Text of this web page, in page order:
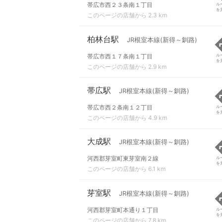
帯広市西２３条南１丁目
このページの店舗から 2.3 km
ル
を
柏林台駅 JR根室本線(新得～釧路)
帯広市西１７条南１丁目
このページの店舗から 2.9 km
ル
を
帯広駅 JR根室本線(新得～釧路)
帯広市西２条南１２丁目
このページの店舗から 4.9 km
ル
を
大成駅 JR根室本線(新得～釧路)
河西郡芽室町東芽室南２線
このページの店舗から 6.1 km
ル
を
芽室駅 JR根室本線(新得～釧路)
河西郡芽室町本通り１丁目
このページの店舗から 7.8 km
ル
を